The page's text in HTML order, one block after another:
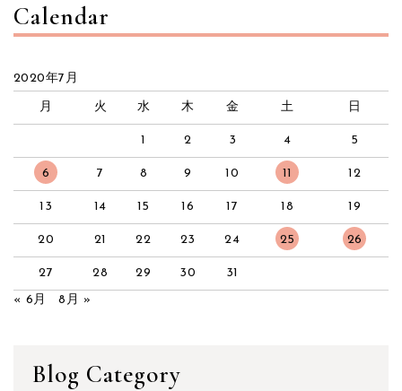
Calendar
2020年7月
月 火 水 木 金 土 日
1 2 3 4 5
6 7 8 9 10 11 12
13 14 15 16 17 18 19
20 21 22 23 24 25 26
27 28 29 30
31
« 6月
8月 »
Blog Category